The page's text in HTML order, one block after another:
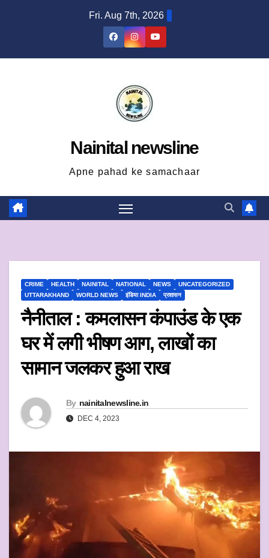
Fri. Aug 7th, 2026
Nainital newsline
Apne pahad ke samachaar
CRIME HEALTH NAINITAL NATIONAL NEWS
UNCATEGORIZED
UTTARAKHAND
WORLD NEWS इंडिया INDIA प्रशासन
नैनीताल : कमलासन कंपाउंड के एक
घर में लगी भीषण आग, लाखों का
सामान जलकर हुआ राख
By nainitalnewsline.in
DEC 4, 2023